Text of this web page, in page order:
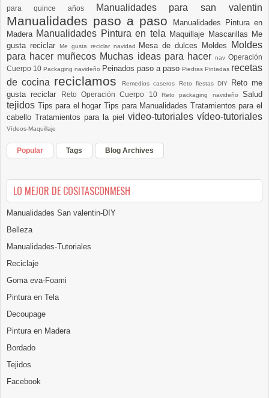
para quince años
Manualidades para san valentin
Manualidades paso a paso
Manualidades Pintura en
Madera Manualidades Pintura en tela Maquillaje Mascarillas Me
gusta reciclar
Me gusta reciclar navidad Mesa de dulces Moldes
Moldes
para hacer muñecos Muchas ideas para hacer nav Operación
Cuerpo 10 Packaging navideño Peinados paso a paso Piedras Pintadas recetas
de cocina reciclamosRemedios caseros Reto fiestas DIY
Reto me
gusta reciclar
Reto Operación Cuerpo 10Reto packaging navideñoSalud
tejidos Tips para el hogarTips para Manualidades Tratamientos para el
cabello Tratamientos para la piel video-tutoriales vídeo-tutoriales
Vídeos-Maquillaje
Popular Tags Blog Archives
LO MEJOR DE COSITASCONMESH
Manualidades San valentin-DIY
Belleza
Manualidades-Tutoriales
Reciclaje
Goma eva-Foami
Pintura en Tela
Decoupage
Pintura en Madera
Bordado
Tejidos
Facebook